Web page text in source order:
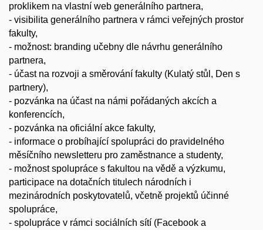
proklikem na vlastní web generálního partnera,
- visibilita generálního partnera v rámci veřejných prostor
fakulty,
- možnost: branding učebny dle návrhu generálního
partnera,
- účast na rozvoji a směrování fakulty (Kulatý stůl, Den s
partnery),
- pozvánka na účast na námi pořádaných akcích a
konferencích,
- pozvánka na oficiální akce fakulty,
- ​informace o probíhající spolupráci do pravidelného
měsíčního newsletteru pro zaměstnance a studenty,
- možnost spolupráce s fakultou na vědě a výzkumu,
participace na dotačních titulech národních i
mezinárodních poskytovatelů, včetně projektů účinné
spolupráce,
- spolupráce v rámci sociálních sítí (Facebook a